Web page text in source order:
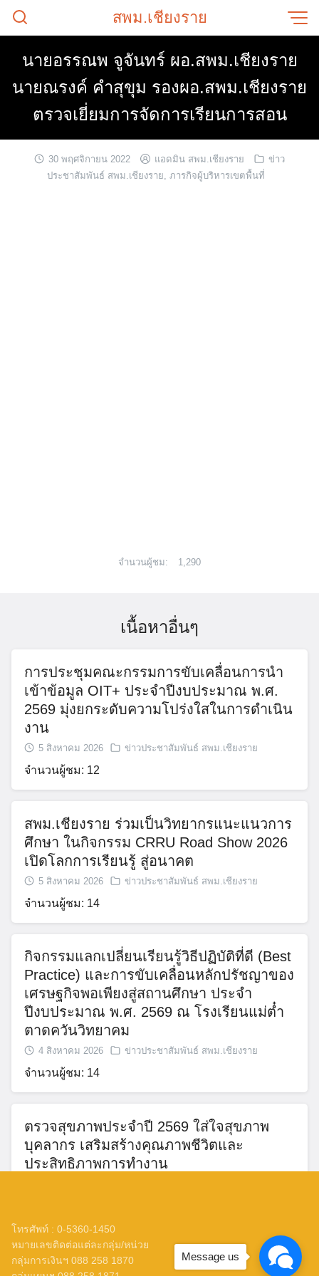
Skip
สพม.เชียงราย
for:
นายอรรณพ จูจันทร์ ผอ.สพม.เชียงราย
นายณรงค์ คำสุขุม รองผอ.สพม.เชียงราย
ตรวจเยี่ยมการจัดการเรียนการสอน
30 พฤศจิกายน 2022 แอดมิน สพม.เชียงราย
ข่าว
ประชาสัมพันธ์ สพม.เชียงราย, ภารกิจผู้บริหารเขตพื้นที่
จำนวนผู้ชม: 1,290
เนื้อหาอื่นๆ
การประชุมคณะกรรมการขับเคลื่อนการนำ
เข้าข้อมูล OIT+ ประจำปีงบประมาณ พ.ศ.
2569 มุ่งยกระดับความโปร่งใสในการดำเนิน
งาน
5 สิงหาคม 2026 ข่าวประชาสัมพันธ์ สพม.เชียงราย
จำนวนผู้ชม: 12
สพม.เชียงราย ร่วมเป็นวิทยากรแนะแนวการ
ศึกษา ในกิจกรรม CRRU Road Show 2026
เปิดโลกการเรียนรู้ สู่อนาคต
5 สิงหาคม 2026 ข่าวประชาสัมพันธ์ สพม.เชียงราย
จำนวนผู้ชม: 14
กิจกรรมแลกเปลี่ยนเรียนรู้วิธีปฏิบัติที่ดี (Best
Practice) และการขับเคลื่อนหลักปรัชญาของ
เศรษฐกิจพอเพียงสู่สถานศึกษา ประจำ
ปีงบประมาณ พ.ศ. 2569 ณ โรงเรียนแม่ต๋ำ
ตาดควันวิทยาคม
4 สิงหาคม 2026 ข่าวประชาสัมพันธ์ สพม.เชียงราย
จำนวนผู้ชม: 14
ตรวจสุขภาพประจำปี 2569 ใส่ใจสุขภาพ
บุคลากร เสริมสร้างคุณภาพชีวิตและ
ประสิทธิภาพการทำงาน
กิจกรรมแลกเปลี่ยนเรียนรู้วิธีปฏิบัติที่ดี (Best
โทรศัพท์ : 0-5360-1450
หมายเลขติดต่อแต่ละกลุ่ม/หน่วย
กลุ่มการเงินฯ 088 258 1870
Message us